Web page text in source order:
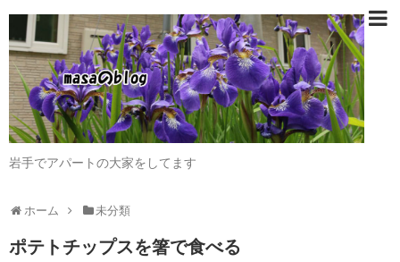
岩手でアパートの大家をしてます
ホーム 未分類
ポテトチップスを箸で食べる